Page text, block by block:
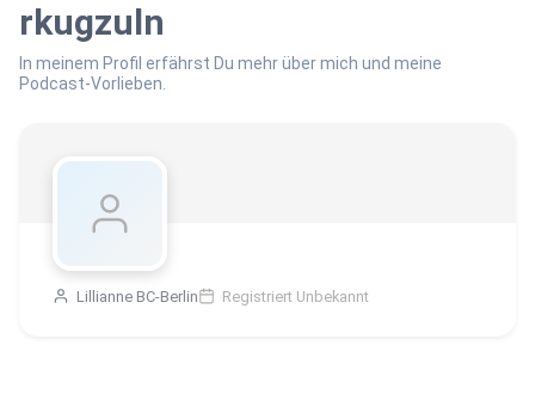
rkugzuln
In meinem Profil erfährst Du mehr über mich und meine
Podcast-Vorlieben.
Lillianne BC-Berlin Registriert Unbekannt